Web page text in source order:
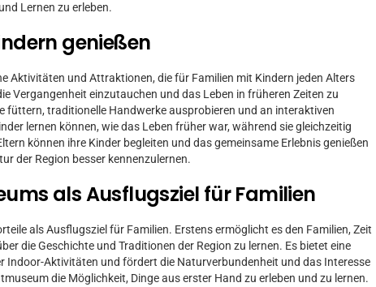
Lernen zu erleben.
genießen
Aktivitäten und Attraktionen, die für Familien mit Kindern jeden Alters
Vergangenheit einzutauchen und das Leben in früheren Zeiten zu
füttern, traditionelle Handwerke ausprobieren und an interaktiven
lernen können, wie das Leben früher war, während sie gleichzeitig
können ihre Kinder begleiten und das gemeinsame Erlebnis genießen
der Region besser kennenzulernen.
als Ausflugsziel für Familien
als Ausflugsziel für Familien. Erstens ermöglicht es den Familien, Zeit
die Geschichte und Traditionen der Region zu lernen. Es bietet eine
Indoor-Aktivitäten und fördert die Naturverbundenheit und das Interesse
die Möglichkeit, Dinge aus erster Hand zu erleben und zu lernen.